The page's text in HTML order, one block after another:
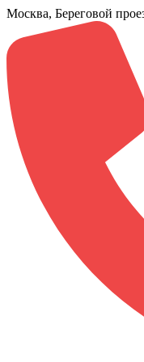
Москва, Береговой